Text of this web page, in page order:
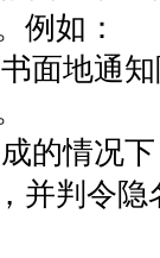
例如：
面地通
的情况
并判令